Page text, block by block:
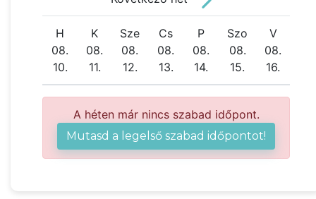
H
08.
10.
K
08.
11.
Sze
08.
12.
Cs
08.
13.
P
08.
14.
Szo
08.
15.
V
08.
16.
A héten már nincs szabad időpont.
Mutasd a legelső szabad időpontot!